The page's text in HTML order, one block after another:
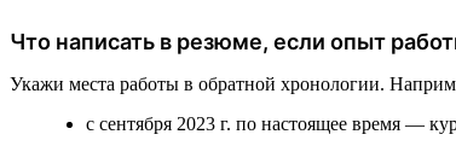
Что написать в резюме, если опыт
Укажи места работы в обратной хронологии.
с сентября 2023 г. по настоящее время —